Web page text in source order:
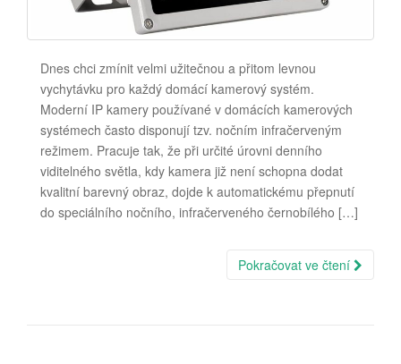
Dnes chci zmínit velmi užitečnou a přitom levnou
vychytávku pro každý domácí kamerový systém.
Moderní IP kamery používané v domácích kamerových
systémech často disponují tzv. nočním infračerveným
režimem. Pracuje tak, že při určité úrovni denního
viditelného světla, kdy kamera již není schopna dodat
kvalitní barevný obraz, dojde k automatickému přepnutí
do speciálního nočního, infračerveného černobílého […]
Pokračovat ve čtení